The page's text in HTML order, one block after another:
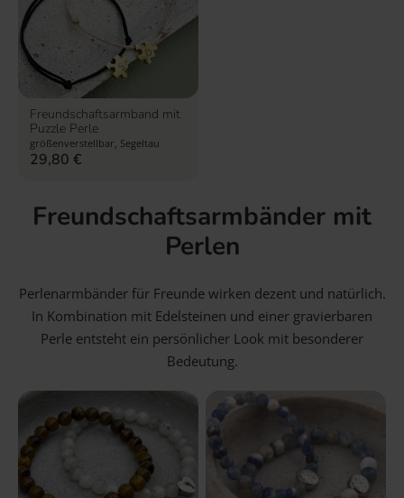
Freundschaftsarmband mit
Puzzle Perle
größenverstellbar, Segeltau
29,80 €
Freundschaftsarmbänder mit
Perlen
Perlenarmbänder für Freunde wirken dezent und natürlich.
In Kombination mit Edelsteinen und einer gravierbaren
Perle entsteht ein persönlicher Look mit besonderer
Bedeutung.